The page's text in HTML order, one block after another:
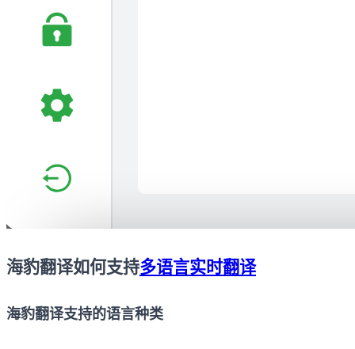
海豹翻译如何支持多语言实时翻译
海豹翻译支持的语言种类